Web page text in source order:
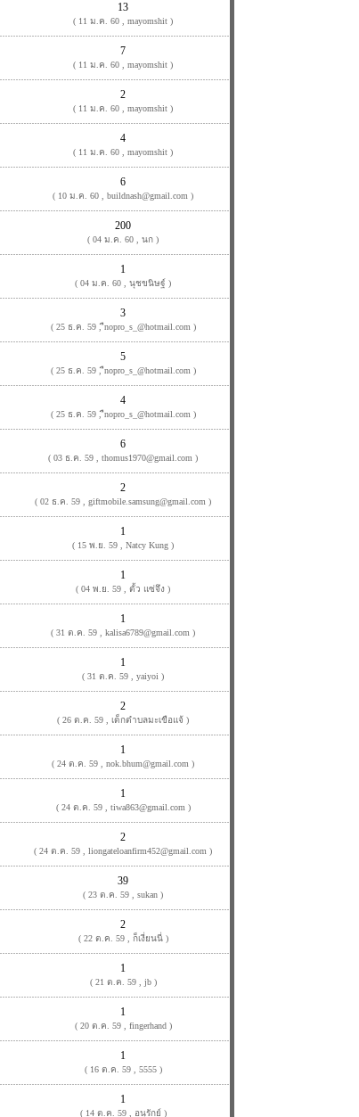
13
( 11 ม.ค. 60 , mayomshit )
7
( 11 ม.ค. 60 , mayomshit )
2
( 11 ม.ค. 60 , mayomshit )
4
( 11 ม.ค. 60 , mayomshit )
6
( 10 ม.ค. 60 , buildnash@gmail.com )
200
( 04 ม.ค. 60 , นก )
1
( 04 ม.ค. 60 , นุชขนิษฐ์ )
3
( 25 ธ.ค. 59 , ืnopro_s_@hotmail.com )
5
( 25 ธ.ค. 59 , ืnopro_s_@hotmail.com )
4
( 25 ธ.ค. 59 , ืnopro_s_@hotmail.com )
6
( 03 ธ.ค. 59 , thomus1970@gmail.com )
2
( 02 ธ.ค. 59 , giftmobile.samsung@gmail.com )
1
( 15 พ.ย. 59 , Natcy Kung )
1
( 04 พ.ย. 59 , ตั้ว แซ่จึง )
1
( 31 ต.ค. 59 , kalisa6789@gmail.com )
1
( 31 ต.ค. 59 , yaiyoi )
2
( 26 ต.ค. 59 , เด็กตำบลมะเขือแจ้ )
1
( 24 ต.ค. 59 , nok.bhum@gmail.com )
1
( 24 ต.ค. 59 , tiwa863@gmail.com )
2
( 24 ต.ค. 59 , liongateloanfirm452@gmail.com )
39
( 23 ต.ค. 59 , sukan )
2
( 22 ต.ค. 59 , ก็เงี่ยนนี่ )
1
( 21 ต.ค. 59 , jb )
1
( 20 ต.ค. 59 , fingerhand )
1
( 16 ต.ค. 59 , 5555 )
1
( 14 ต.ค. 59 , อนุรักย์ )